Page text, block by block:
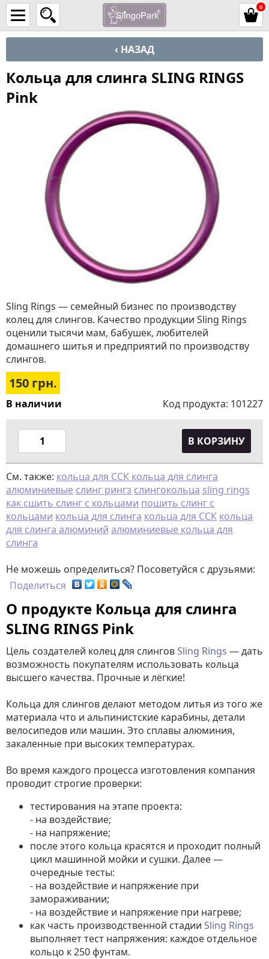
0
‹ НАЗАД
Кольца для слинга SLING RINGS
Pink
Sling Rings — семейный бизнес по производству
колец для слингов. Качество продукции Sling Rings
оценили тысячи мам, бабушек, любителей
домашнего шитья и предприятий по производству
слингов.
150 грн.
В наличии Код продукта: 101227
В КОРЗИНУ
См. также: кольца для ССК кольца для слинга
алюминиевые слинг рингз слингокольца sling rings
как сшить слинг с кольцами пошить слинг с
кольцами кольца для слинга кольца для ССК кольца
для слинга алюминий алюминиевые кольца для
слинга
Не можешь определиться? Посоветуйся с друзьями:
Поделиться
О продукте Кольца для слинга
SLING RINGS Pink
Цель создателей колец для слинговSling Rings — дать
возможность покупателям использовать кольца
высшего качества. Прочные и лёгкие!
Кольца для слингов делают методом литья из того же
материала что и альпинистские карабины, детали
велосипедов или машин. Это сплавы алюминия,
закаленные при высоких температурах.
Во время каждого процесса изготовления компания
проводит строгие проверки:
тестирования на этапе проекта:
- на воздействие;
- на напряжение;
после этого кольца красятся и проходит полный
цикл машинной мойки и сушки. Далее —
очередные тесты:
- на воздействие и напряжение при
замораживании;
- на воздействие и напряжение при нагреве;
как часть производственной стадии Sling Rings
выполняет тест напряжения: каждое отдельное
кольцо к 250 фунтам.